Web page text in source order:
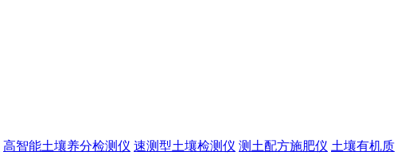
高智能土壤养分检测仪 速测型土壤检测仪 测土配方施肥仪 土壤有机质